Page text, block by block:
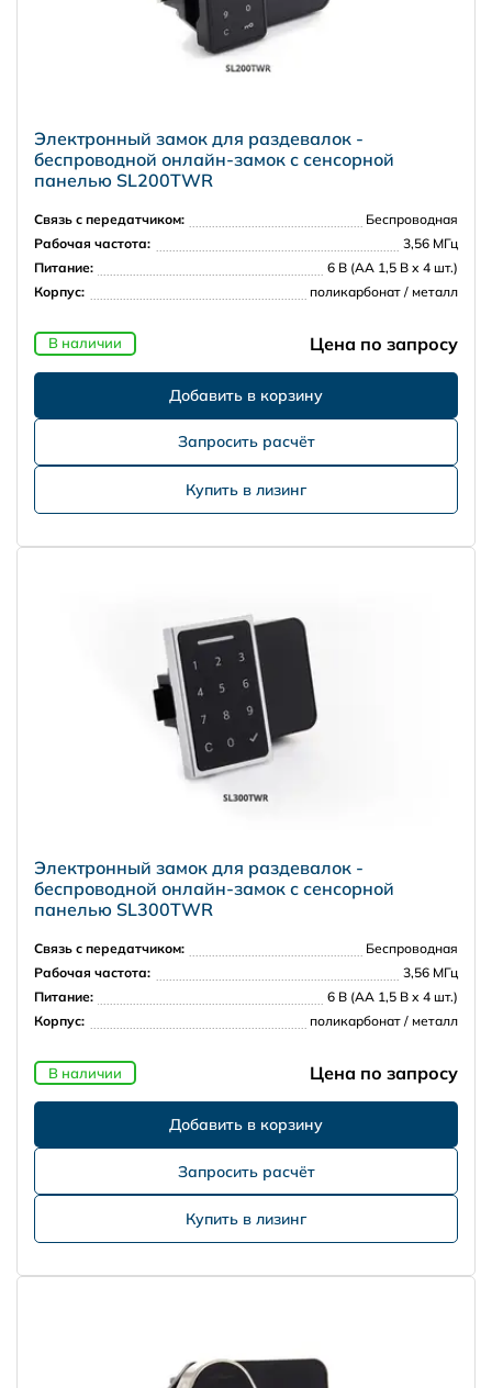
Электронный замок для раздевалок -
беспроводной онлайн-замок с сенсорной
панелью SL200TWR
Связь с передатчиком:
Беспроводная
Рабочая частота:
3,56 МГц
Питание:
6 В (АА 1,5 В х 4 шт.)
Корпус:
поликарбонат / металл
В наличии Цена по запросу
Запросить расчёт
Купить в лизинг
Электронный замок для раздевалок -
беспроводной онлайн-замок с сенсорной
панелью SL300TWR
Связь с передатчиком:
Беспроводная
Рабочая частота:
3,56 МГц
Питание:
6 В (АА 1,5 В х 4 шт.)
Корпус:
поликарбонат / металл
В наличии Цена по запросу
Запросить расчёт
Купить в лизинг